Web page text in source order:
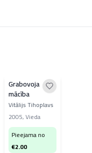
Grabovoja
mācība
Vitālijs Tihoplavs
2005,Vieda
Pieejama no
€2.00